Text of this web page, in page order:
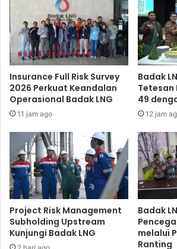
Nippon Steel Co, Osaka Gas Co. Ltd,
Oleh karenanya, selama ini Jepang
pembeli LNG terbesar dari kilang Badak
Insurance Full Risk Survey
2026 Perkuat Keandalan
Operasional Badak LNG
11 jam ago
Badak
Tetesan
49
12 jam
Project Risk Management
Subholding Upstream
Kunjungi Badak LNG
Badak
melalui
Ranting